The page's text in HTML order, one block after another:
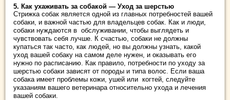
5. Как ухаживать за собакой — Уход за шерстью
Стрижка собак является одной из главных потребностей вашей
собаки, и важной частью для владельцев собак. Как и люди,
собаки нуждаются в обслуживании, чтобы выглядеть и
чувствовать себя лучше. К счастью, собаки не должны
купаться так часто, как людей, но вы должны узнать, какой
уход вашей собаку на самом деле нужен, и оказывать его
нужно по расписанию. Как правило, потребности по уходу за
шерстью собаки зависят от породы и типа волос. Если ваша
собака имеет проблемы кожи, ушей или когтей, следуйте
указаниям вашего ветеринара относительно ухода и лечения
вашей собаки.